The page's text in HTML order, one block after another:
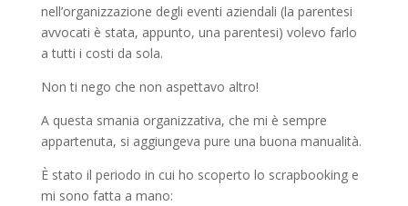
nell’organizzazione degli eventi aziendali (la parentesi
avvocati è stata, appunto, una parentesi) volevo farlo
a tutti i costi da sola.
Non ti nego che non aspettavo altro!
A questa smania organizzativa, che mi è sempre
appartenuta, si aggiungeva pure una buona manualità.
È stato il periodo in cui ho scoperto lo scrapbooking e
mi sono fatta a mano: